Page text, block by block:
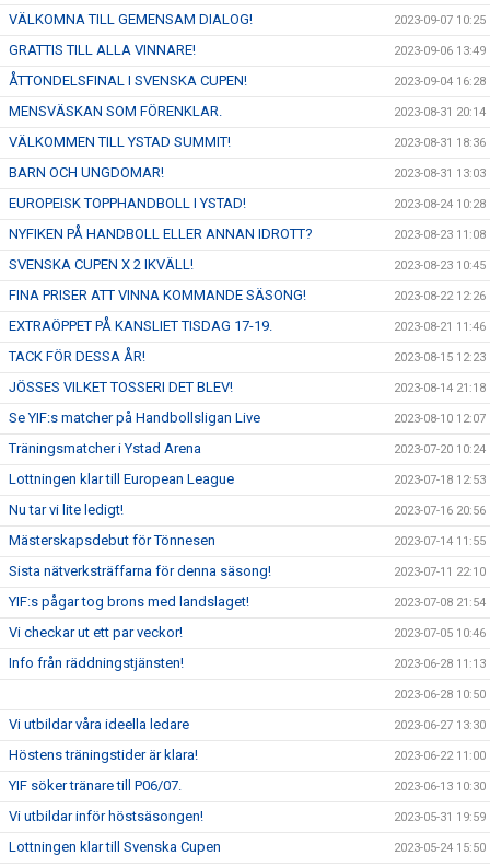
VÄLKOMNA TILL GEMENSAM DIALOG! 2023-09-07 10:25
GRATTIS TILL ALLA VINNARE! 2023-09-06 13:49
ÅTTONDELSFINAL I SVENSKA CUPEN! 2023-09-04 16:28
MENSVÄSKAN SOM FÖRENKLAR. 2023-08-31 20:14
VÄLKOMMEN TILL YSTAD SUMMIT! 2023-08-31 18:36
BARN OCH UNGDOMAR! 2023-08-31 13:03
EUROPEISK TOPPHANDBOLL I YSTAD! 2023-08-24 10:28
NYFIKEN PÅ HANDBOLL ELLER ANNAN IDROTT? 2023-08-23 11:08
SVENSKA CUPEN X 2 IKVÄLL! 2023-08-23 10:45
FINA PRISER ATT VINNA KOMMANDE SÄSONG! 2023-08-22 12:26
EXTRAÖPPET PÅ KANSLIET TISDAG 17-19. 2023-08-21 11:46
TACK FÖR DESSA ÅR! 2023-08-15 12:23
JÖSSES VILKET TOSSERI DET BLEV! 2023-08-14 21:18
Se YIF:s matcher på Handbollsligan Live 2023-08-10 12:07
Träningsmatcher i Ystad Arena 2023-07-20 10:24
Lottningen klar till European League 2023-07-18 12:53
Nu tar vi lite ledigt! 2023-07-16 20:56
Mästerskapsdebut för Tönnesen 2023-07-14 11:55
Sista nätverksträffarna för denna säsong! 2023-07-11 22:10
YIF:s pågar tog brons med landslaget! 2023-07-08 21:54
Vi checkar ut ett par veckor! 2023-07-05 10:46
Info från räddningstjänsten! 2023-06-28 11:13
2023-06-28 10:50
Vi utbildar våra ideella ledare 2023-06-27 13:30
Höstens träningstider är klara! 2023-06-22 11:00
YIF söker tränare till P06/07. 2023-06-13 10:30
Vi utbildar inför höstsäsongen! 2023-05-31 19:59
Lottningen klar till Svenska Cupen 2023-05-24 15:50